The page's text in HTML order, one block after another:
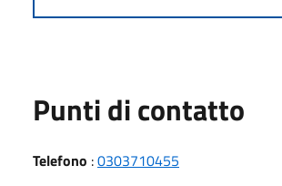
Punti di contatto
Telefono :0303710455